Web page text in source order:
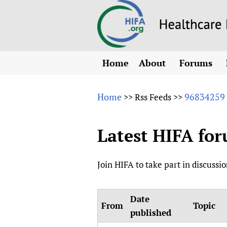
Home
About
Why HIFA is needed
HIFA, Universal
Human Rights
Achievements
Testimonials
HIFA Voices database
HIFA & global health
Forums
All)
CHIFA
HIFA-
HIFA-
Home >>Rss Feeds >>96834259
Latest HIFA
Join HIFA to take part in
From
Date
published
Topic